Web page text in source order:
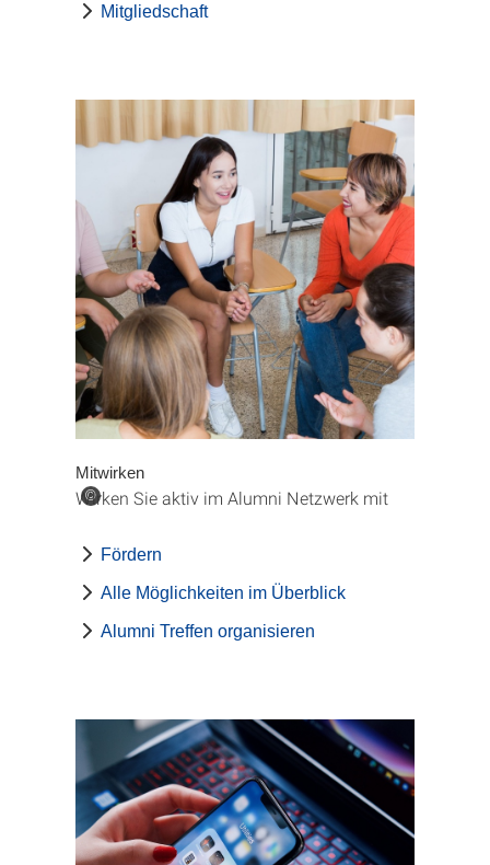
Mitgliedschaft
©
Mitwirken
Wirken Sie aktiv im Alumni Netzwerk mit
Fördern
Alle Möglichkeiten im Überblick
Alumni Treffen organisieren